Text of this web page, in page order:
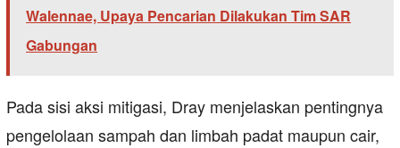
Walennae, Upaya Pencarian Dilakukan Tim SAR
Gabungan
Pada sisi aksi mitigasi, Dray menjelaskan pentingnya
pengelolaan sampah dan limbah padat maupun cair,